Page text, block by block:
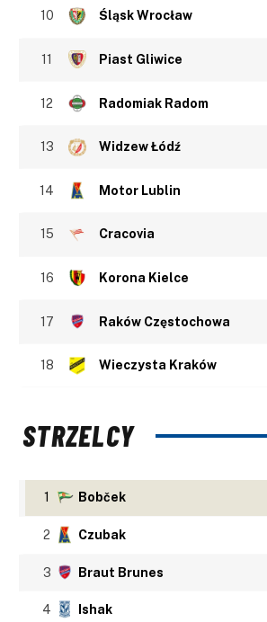
10 Śląsk Wrocław
11 Piast Gliwice
12 Radomiak Radom
13 Widzew Łódź
14 Motor Lublin
15 Cracovia
16 Korona Kielce
17 Raków Częstochowa
18 Wieczysta Kraków
STRZELCY
1 Bobček
2 Czubak
3 Braut Brunes
4 Ishak